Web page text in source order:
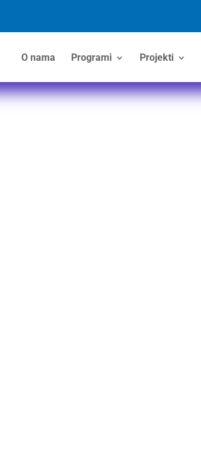
O nama Programi Projekti